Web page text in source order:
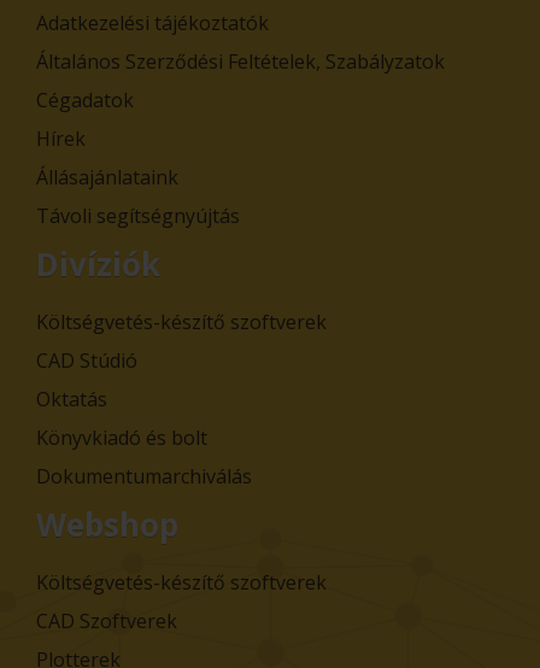
Adatkezelési tájékoztatók
Általános Szerződési Feltételek, Szabályzatok
Cégadatok
Hírek
Állásajánlataink
Távoli segítségnyújtás
Divíziók
Költségvetés-készítő szoftverek
CAD Stúdió
Oktatás
Könyvkiadó és bolt
Dokumentumarchiválás
Webshop
Költségvetés-készítő szoftverek
CAD Szoftverek
Plotterek